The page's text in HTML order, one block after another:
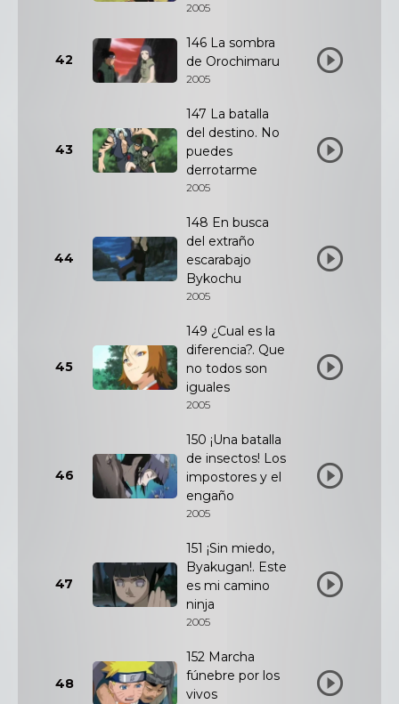
2005
42
146 La sombra
de Orochimaru
2005
43
147 La batalla
del destino. No
puedes
derrotarme
2005
44
148 En busca
del extraño
escarabajo
Bykochu
2005
45
149 ¿Cual es la
diferencia?. Que
no todos son
iguales
2005
46
150 ¡Una batalla
de insectos! Los
impostores y el
engaño
2005
47
151 ¡Sin miedo,
Byakugan!. Este
es mi camino
ninja
2005
48
152 Marcha
fúnebre por los
vivos